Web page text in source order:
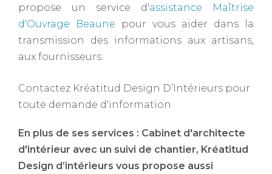
propose un service d'assistance Maîtrise
d'Ouvrage Beaune pour vous aider dans la
transmission des informations aux artisans,
aux fournisseurs.
Contactez Kréatitud Design D’Intérieurs pour
toute demande d'information
En plus de ses services : Cabinet d'architecte
d'intérieur avec un suivi de chantier, Kréatitud
Design d’intérieurs vous propose aussi